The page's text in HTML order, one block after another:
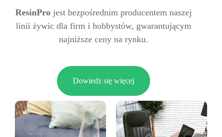
ResinPro jest bezpośrednim producentem naszej
linii żywic dla firm i hobbystów, gwarantującym
najniższe ceny na rynku.
Dowiedz się więcej